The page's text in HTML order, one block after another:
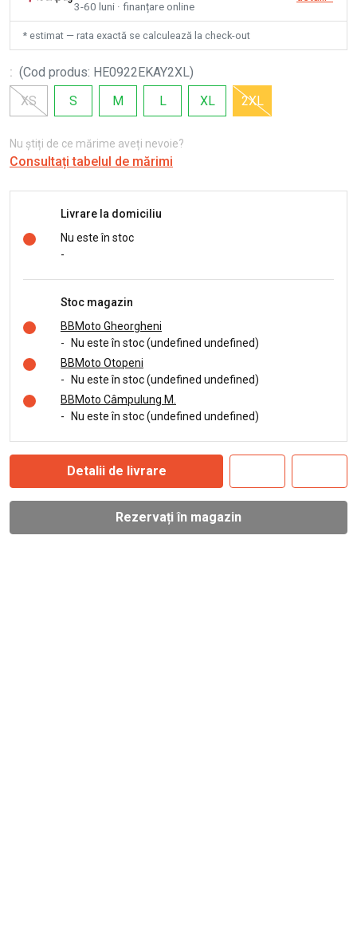
3-60 luni · finanțare online
* estimat — rata exactă se calculează la check-out
: (Cod produs: HE0922EKAY2XL)
XS
S M L XL 2XL
Nu știți de ce mărime aveți nevoie?
Consultați tabelul de mărimi
Livrare la domiciliu
Nu este în stoc
-
Stoc magazin
BBMoto Gheorgheni
-
Nu este în stoc (undefined undefined)
BBMoto Otopeni
-
Nu este în stoc (undefined undefined)
BBMoto Câmpulung M.
-
Nu este în stoc (undefined undefined)
Detalii de livrare
Rezervați în magazin